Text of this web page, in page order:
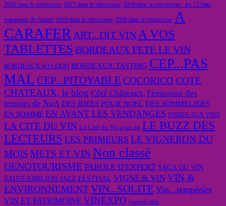
2016 dans le rétroviseur 2017 dans le rétroviseur 2018 dans le rétroviseur : les 12 faits
marquants de l'année 2019 dans le rétroviseur 2020 dans le rétroviseur A
CARAFER ART...DIT VIN A VOS
TABLETTES BORDEAUX FETE LE VIN
BORDEAUX SO GOOD BORDEAUX TASTING CEP...PAS
MAL CEP...PITOYABLE COCORICO COTE
CHATEAUX, le blog Côté Châteaux, l'émission des
terroirs de NoA DES IDEES POUR NOEL DES SOMMELIERS,
EN SOMME EN AVANT LES VENDANGES FOIRES AUX VINS
LA CITE DU VIN La Cité du Vin a un an LE BUZZ DES
LECTEURS LES PRIMEURS LE VIGNERON DU
MOIS METS ET VIN Non classé
OENOTOURISME PAROLE D'EXPERT SAGA DU VIN
SAINT-EMILION JAZZ FESTIVAL VIGNE & VIN VIN &
ENVIRONNEMENTVIN...SOLITE Vin...tempéries
VIN ET PATRIMOINE VINEXPO vinitech-sifel